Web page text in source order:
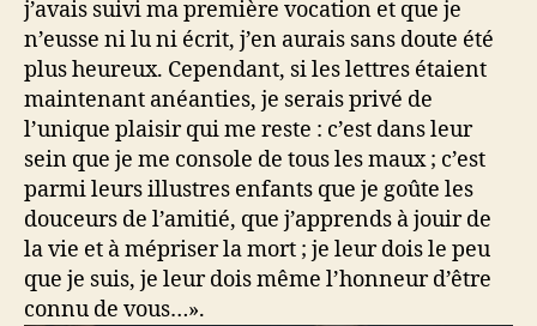
j’avais suivi ma première vocation et que je
n’eusse ni lu ni écrit, j’en aurais sans doute été
plus heureux. Cependant, si les lettres étaient
maintenant anéanties, je serais privé de
l’unique plaisir qui me reste : c’est dans leur
sein que je me console de tous les maux ; c’est
parmi leurs illustres enfants que je goûte les
douceurs de l’amitié, que j’apprends à jouir de
la vie et à mépriser la mort ; je leur dois le peu
que je suis, je leur dois même l’honneur d’être
connu de vous…».